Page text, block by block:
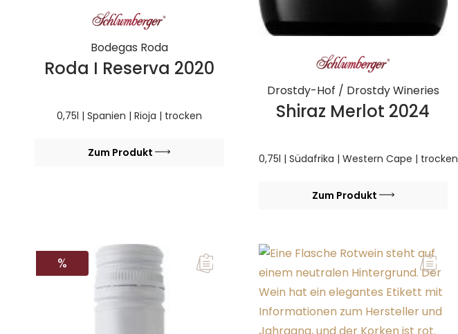
Bodegas Roda
Roda I Reserva 2020
0,75l | Spanien | Rioja | trocken
Zum Produkt
Drostdy-Hof / Drostdy Wineries
Shiraz Merlot 2024
0,75l | Südafrika | Western Cape | trocken
Zum Produkt
RABATT
%